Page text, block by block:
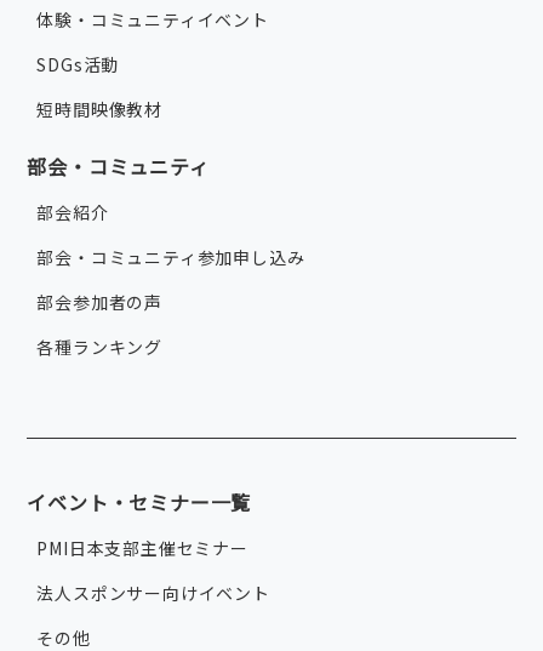
体験・コミュニティイベント
SDGs活動
短時間映像教材
部会・コミュニティ
部会紹介
部会・コミュニティ参加申し込み
部会参加者の声
各種ランキング
イベント・セミナー一覧
PMI日本支部主催セミナー
法人スポンサー向けイベント
その他